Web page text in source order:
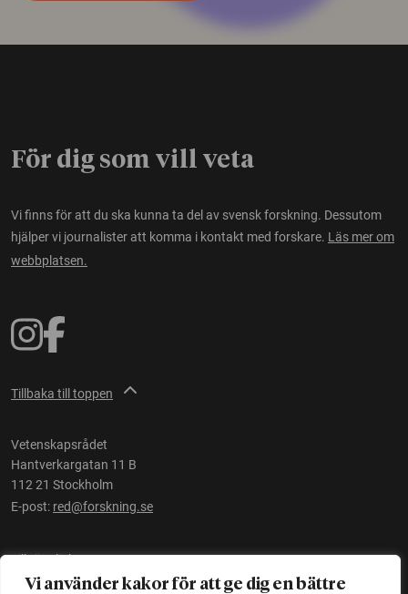
Vi använder kakor för att ge dig en bättre
För dig som vill veta
Vi finns för att du ska kunna ta del av svensk forskning. Dessutom
hjälper vi journalister att komma i kontakt med forskare. Läs mer om
webbplatsen.
Tillbaka till toppen
Vetenskapsrådet
Hantverkargatan 11 B
112 21 Stockholm
E-post: red@forskning.se
Tillgänglighet